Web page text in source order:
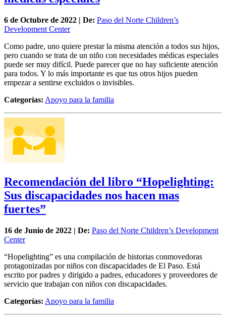
6 de Octubre de 2022 | De: Paso del Norte Children’s
Development Center
Como padre, uno quiere prestar la misma atención a todos sus hijos,
pero cuando se trata de un niño con necesidades médicas especiales
puede ser muy difícil. Puede parecer que no hay suficiente atención
para todos. Y lo más importante es que tus otros hijos pueden
empezar a sentirse excluidos o invisibles.
Categorías: Apoyo para la familia
Recomendación del libro “Hopelighting:
Sus discapacidades nos hacen mas
fuertes”
16 de Junio de 2022 | De: Paso del Norte Children’s Development
Center
“Hopelighting” es una compilación de historias conmovedoras
protagonizadas por niños con discapacidades de El Paso. Está
escrito por padres y dirigido a padres, educadores y proveedores de
servicio que trabajan con niños con discapacidades.
Categorías: Apoyo para la familia